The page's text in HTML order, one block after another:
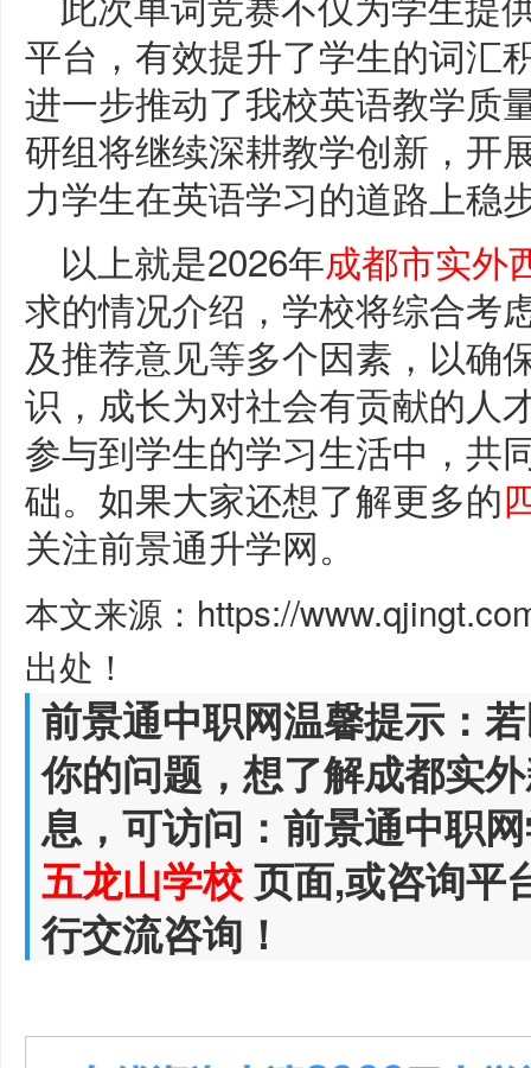
平台，有效提升了学生的词汇
进一步推动了我校英语教学质
研组将继续深耕教学创新，开
力学生在英语学习的道路上稳
以上就是2026年成都市实外
求的情况介绍，学校将综合考
及推荐意见等多个因素，以确
识，成长为对社会有贡献的人
参与到学生的学习生活中，共
础。如果大家还想了解更多的
关注前景通升学网。
本文来源：https://
出处！
前景通中职网温馨提示：
你的问题，想了解成都实
息，可访问：前景通中职
五龙山学校页面,或咨询平
行交流咨询！